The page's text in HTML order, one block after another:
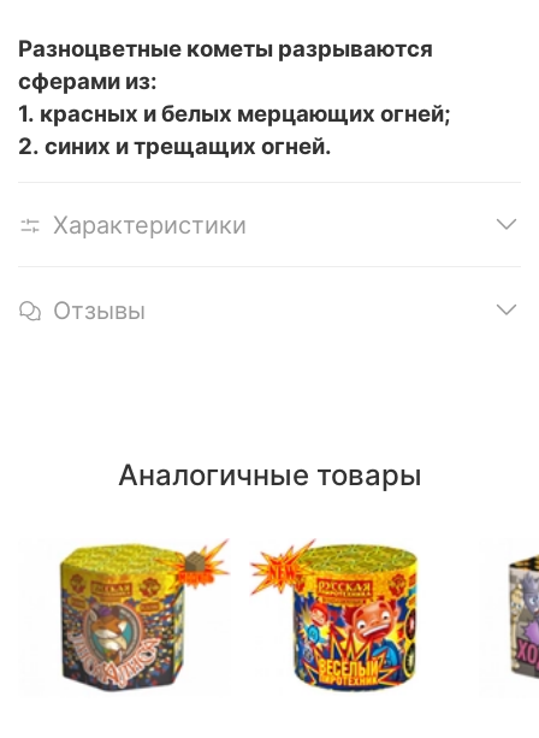
Разноцветные кометы разрываются
сферами из:
1. красных и белых мерцающих огней;
2. синих и трещащих огней.
Характеристики
Отзывы
Аналогичные товары